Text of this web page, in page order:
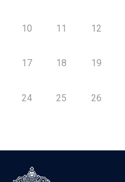
10 11 12
17 18 19
24 25 26